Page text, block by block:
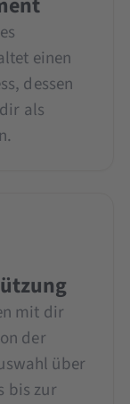
einen
dessen
als
mit dir
der
über
bis zur